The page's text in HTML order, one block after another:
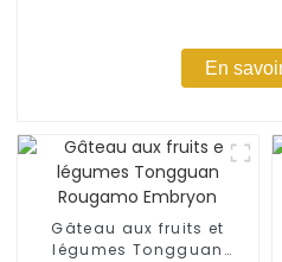
En
Gâteau aux fruits et
légumes Tongguan